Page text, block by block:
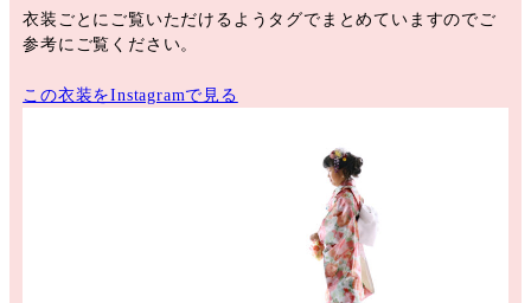
衣装ごとにご覧いただけるようタグでまとめていますのでご
参考にご覧ください。
この衣装をInstagramで見る